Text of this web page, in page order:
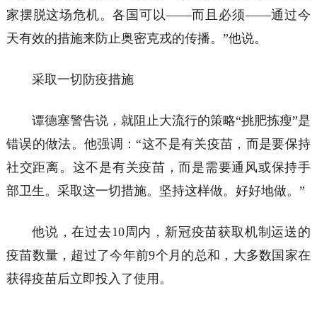
家摆脱这场危机。各国可以——而且必须——通过今
天有效的措施来防止奥密克戎的传播。”他说。
采取一切防疫措施
谭德塞警告说，就阻止大流行的策略“挑肥拣瘦”是
错误的做法。他强调：“这不是有关疫苗，而是要保持
社交距离。这不是有关疫苗，而是需要通风或保持手
部卫生。采取这一切措施。坚持这样做。好好地做。”
他说，在过去10周内，新冠疫苗获取机制运送的
疫苗数量，超过了今年前9个月的总和，大多数国家在
获得疫苗后立即投入了使用。